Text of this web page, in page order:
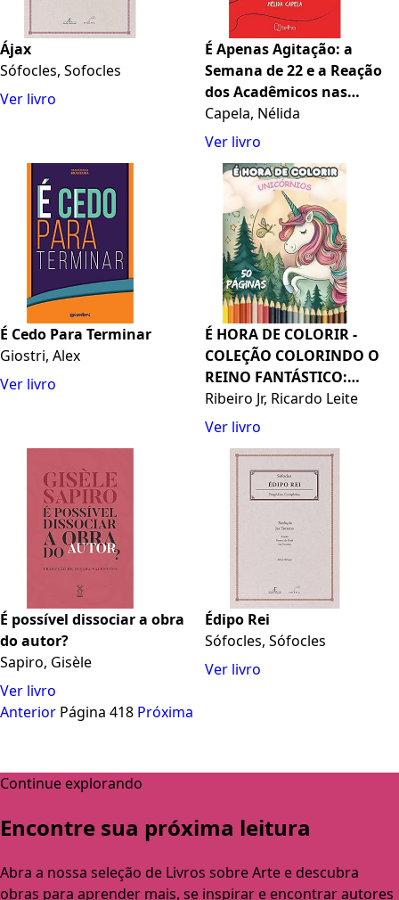
Ájax
Sófocles, Sofocles
Ver livro
É Apenas Agitação: a
Semana de 22 e a Reação
dos Acadêmicos nas
Célebres Entrevistas de
Peregrino Júnior Para O
Capela, Nélida
Ver livro
É Cedo Para Terminar
Giostri, Alex
Ver livro
É HORA DE COLORIR -
COLEÇÃO COLORINDO O
REINO FANTÁSTICO:
UNICÓRNIOS: Livro de
Colorir para Crianças
Ribeiro Jr, Ricardo Leite
Ver livro
É possível dissociar a obra
do autor?
Sapiro, Gisèle
Ver livro
Édipo Rei
Sófocles, Sófocles
Ver livro
Anterior Página 418 Próxima
Continue explorando
Encontre sua próxima leitura
Abra a nossa seleção de Livros sobre Arte e descubra
obras para aprender mais, se inspirar e encontrar autores